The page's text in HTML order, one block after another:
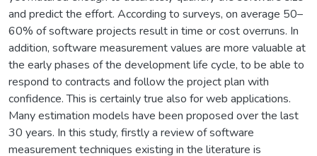
and predict the effort. According to surveys, on average 50–
60% of software projects result in time or cost overruns. In
addition, software measurement values are more valuable at
the early phases of the development life cycle, to be able to
respond to contracts and follow the project plan with
confidence. This is certainly true also for web applications.
Many estimation models have been proposed over the last
30 years. In this study, firstly a review of software
measurement techniques existing in the literature is